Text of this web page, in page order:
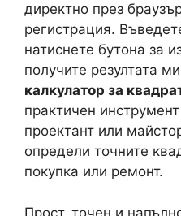
директно през
регистрация.
натиснете бутона за
получите резултата
калкулатор за
практичен
проектант или
определи точните
покупка или ремонт.
Прост, точен и